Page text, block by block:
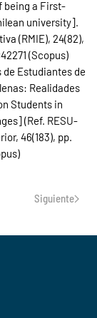
being a First-
university].
(RMIE), 24(82),
(Scopus)
de Estudiantes de
Realidades
Students in
(Ref. RESU-
46(183), pp.
Siguiente